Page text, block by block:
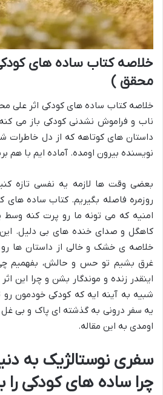
خلاصه کتاب ساده های
محقق )
خلاصه کتاب ساده های کودکی اثر علی
ناب و فراموش نشدنی کودکی باز می
داستان های کوتاهه که از دل خاطرات
نویسنده بیرون اومده. آماده ایم با هم
بعضی وقت ها لازمه یه نفسی تازه
روزمره فاصله بگیریم. کتاب ساده
امنیه که می تونه ما رو پرت کنه وسط
کاهگل و صدای خنده های بی دلیل.
خلاصه ی خشک و خالی از داستان ها رو
غرق بشیم تو حس و حالش، بفهمیم
اینقدر زنده و موندگار بشن و چرا این
شبیه به آینه ایه که کودکی خودمون
یه سفر درونی به گذشته ای پاک و
اومدی به این مقاله.
سفری نوستالژیک به
چرا ساده های کودکی را